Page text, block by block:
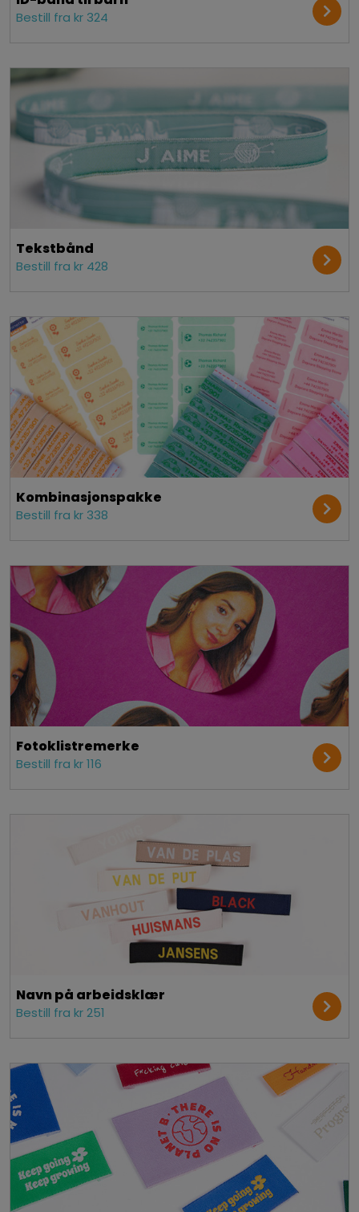
Bestill fra kr 324
Tekst­bånd
Bestill fra kr 428
Kombinasjonspakke
Bestill fra kr 338
Fotoklistremerke
Bestill fra kr 116
Navn på arbeidsklær
Bestill fra kr 251